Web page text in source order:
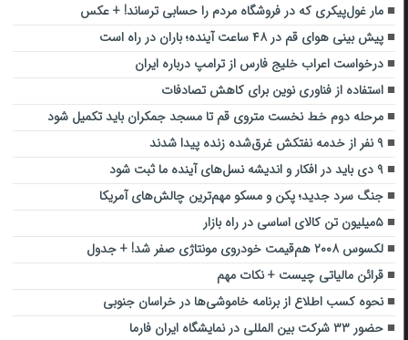
مار غول‌پیکری که در فروشگاه مردم را حسابی ترساند! + عکس
پیش بینی هوای قم در ۴۸ ساعت آینده؛ باران در راه است
درخواست اعراب خلیج فارس از ترامپ درباره ایران
استفاده از فناوری نوین برای کاهش تصادفات
مرحله دوم خط نخست متروی قم تا مسجد جمکران باید تکمیل شود
۹ نفر از خدمه نفتکش غرق‌شده زنده پیدا شدند
۹ دی باید در افکار و اندیشه نسل‌های آینده ما ثبت شود
جنگ سرد جدید؛ پکن و مسکو مهم‌ترین چالش‌های آمریکا
۵میلیون تن کالای اساسی در راه بازار
لکسوس ۲۰۰۸ هم‌قیمت خودروی مونتاژی صفر شد! + جدول
قرائن مالیاتی چیست + نکات مهم
نحوه کسب اطلاع از برنامه خاموشی‌ها در خراسان جنوبی
حضور ۳۳ شرکت بین المللی در نمایشگاه ایران فارما